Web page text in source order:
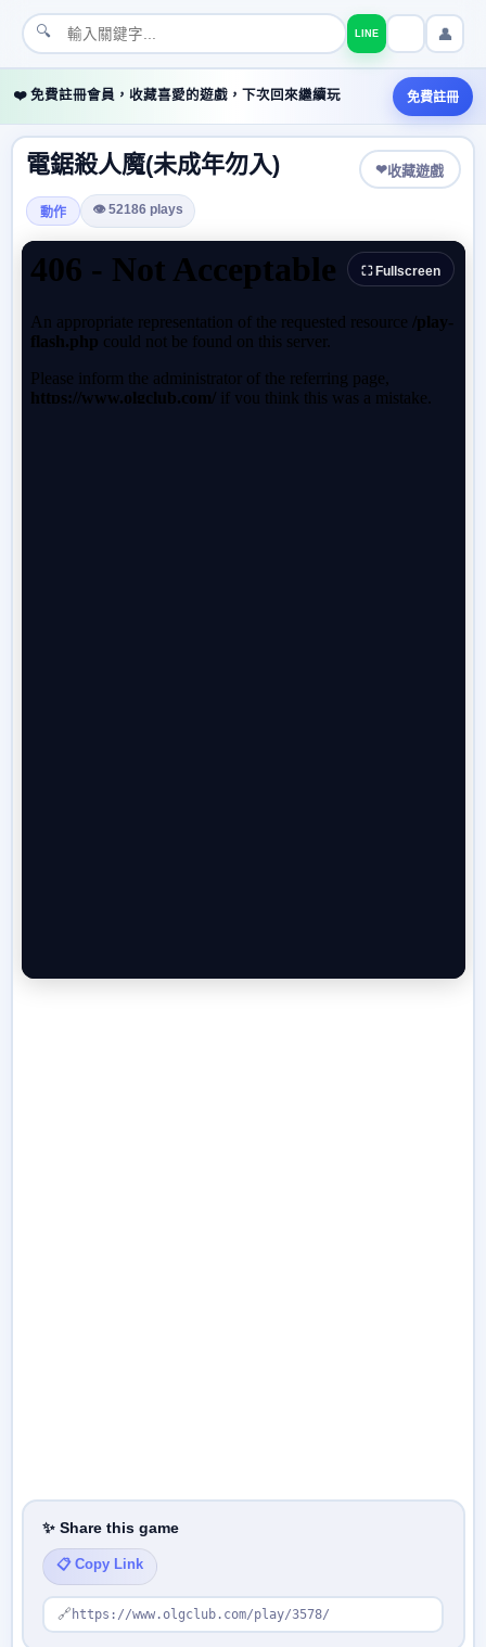
🔍 LINE 👤
❤️ 免費註冊會員，收藏喜愛的遊戲，下次回來繼續玩 免費註冊
電鋸殺人魔(未成年勿入) ❤收藏遊戲
動作 👁 52186 plays
⛶ Fullscreen
✨ Share this game
📋 Copy Link
🔗 https://www.olgclub.com/play/3578/